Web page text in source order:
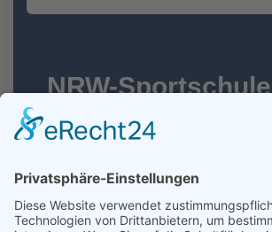
NRW-Sportschule